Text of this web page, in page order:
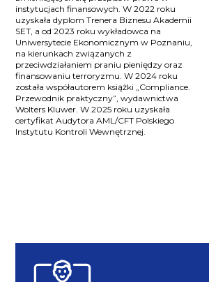
instytucjach finansowych. W 2022 roku
uzyskała dyplom Trenera Biznesu Akademii
SET, a od 2023 roku wykładowca na
Uniwersytecie Ekonomicznym w Poznaniu,
na kierunkach związanych z
przeciwdziałaniem praniu pieniędzy oraz
finansowaniu terroryzmu. W 2024 roku
została współautorem książki „Compliance.
Przewodnik praktyczny”, wydawnictwa
Wolters Kluwer. W 2025 roku uzyskała
certyfikat Audytora AML/CFT Polskiego
Instytutu Kontroli Wewnętrznej.